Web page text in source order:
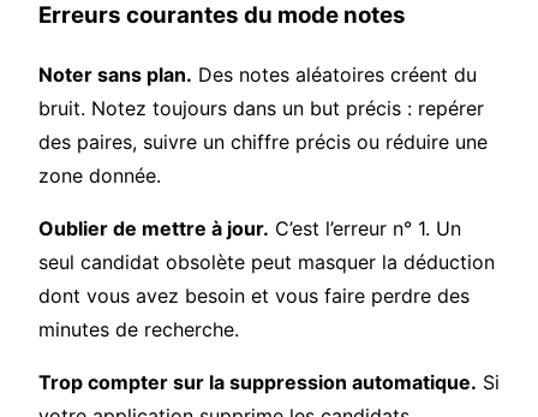
Erreurs courantes du mode notes
Noter sans plan. Des notes aléatoires créent du
bruit. Notez toujours dans un but précis : repérer
des paires, suivre un chiffre précis ou réduire une
zone donnée.
Oublier de mettre à jour. C’est l’erreur n° 1. Un
seul candidat obsolète peut masquer la déduction
dont vous avez besoin et vous faire perdre des
minutes de recherche.
Trop compter sur la suppression automatique. Si